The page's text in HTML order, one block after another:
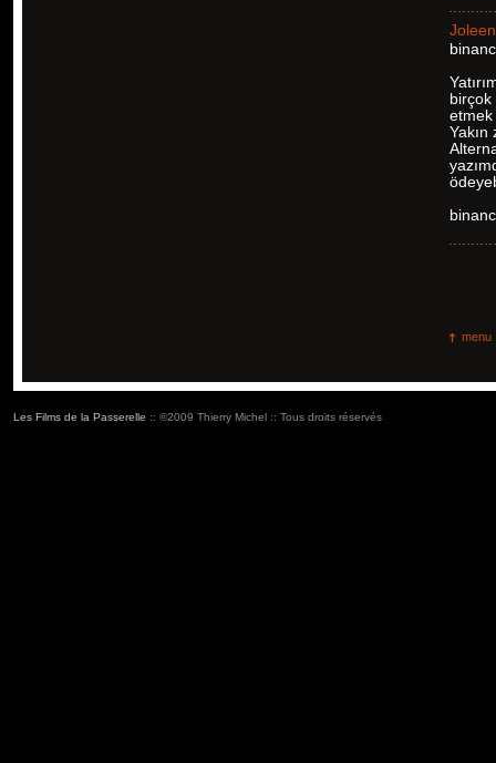
Joleen
birçok
etmek
menu
Les Films de la Passerelle :: ©2009 Thierry Michel :: Tous droits réservés